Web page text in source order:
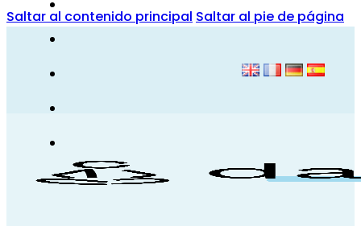
Saltar al contenido principal Saltar al pie de página